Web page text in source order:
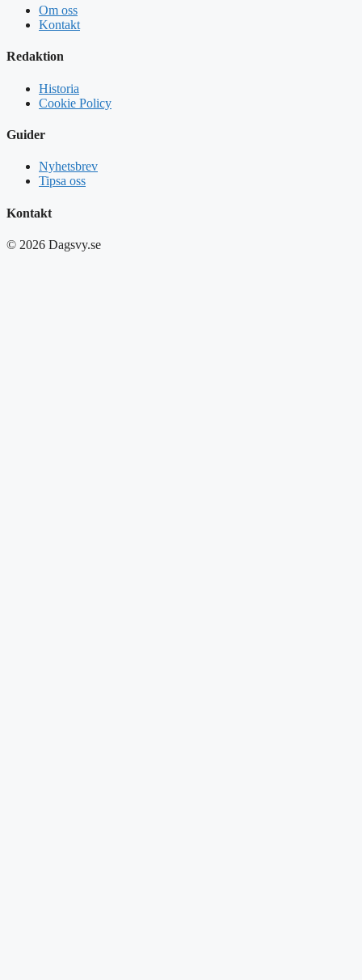
Om oss
Kontakt
Redaktion
Historia
Cookie Policy
Guider
Nyhetsbrev
Tipsa oss
Kontakt
© 2026 Dagsvy.se